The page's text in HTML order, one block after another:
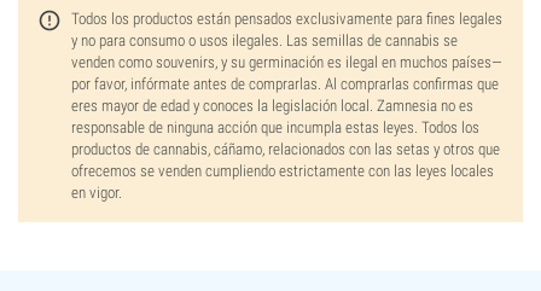
Todos los productos están pensados exclusivamente para fines legales
y no para consumo o usos ilegales. Las semillas de cannabis se
venden como souvenirs, y su germinación es ilegal en muchos países—
por favor, infórmate antes de comprarlas. Al comprarlas confirmas que
eres mayor de edad y conoces la legislación local. Zamnesia no es
responsable de ninguna acción que incumpla estas leyes. Todos los
productos de cannabis, cáñamo, relacionados con las setas y otros que
ofrecemos se venden cumpliendo estrictamente con las leyes locales
en vigor.